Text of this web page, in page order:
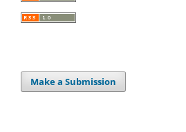
Make a Submission